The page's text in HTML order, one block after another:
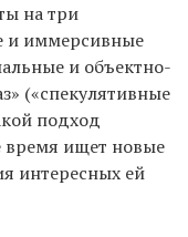
на три
и иммерсивные
и объектно-
(«спекулятивные
подход
время ищет новые
интересных ей